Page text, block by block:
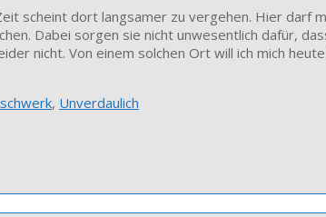
scheint dort langsamer zu vergehen. Hier darf
Dabei sorgen sie nicht unwesentlich dafür,
nicht. Von einem solchen Ort will ich mich
, Unverdaulich